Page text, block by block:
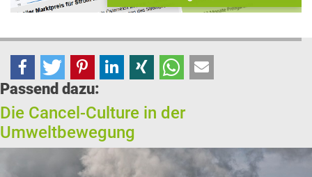
Passend dazu:
Die Cancel-Culture in der
Umweltbewegung